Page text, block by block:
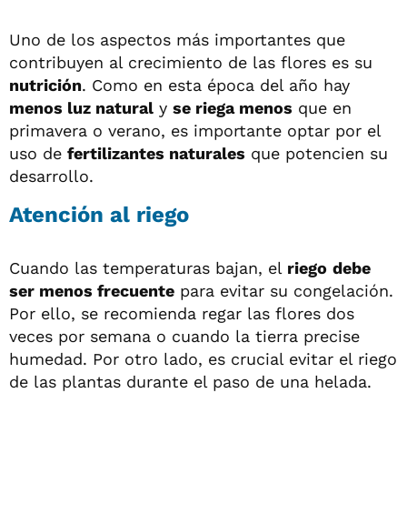
Uno de los aspectos más importantes que
contribuyen al crecimiento de las flores es su
nutrición. Como en esta época del año hay
menos luz natural y se riega menos que en
primavera o verano, es importante optar por el
uso de fertilizantes naturales que potencien su
desarrollo.
Atención al riego
Cuando las temperaturas bajan, el riego debe
ser menos frecuente para evitar su congelación.
Por ello, se recomienda regar las flores dos
veces por semana o cuando la tierra precise
humedad. Por otro lado, es crucial evitar el riego
de las plantas durante el paso de una helada.